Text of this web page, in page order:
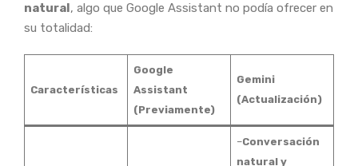
natural, algo que Google Assistant no podía ofrecer en
su totalidad:
Características
Google
Assistant
(Previamente)
Gemini
(Actualización)
–Conversación
natural y